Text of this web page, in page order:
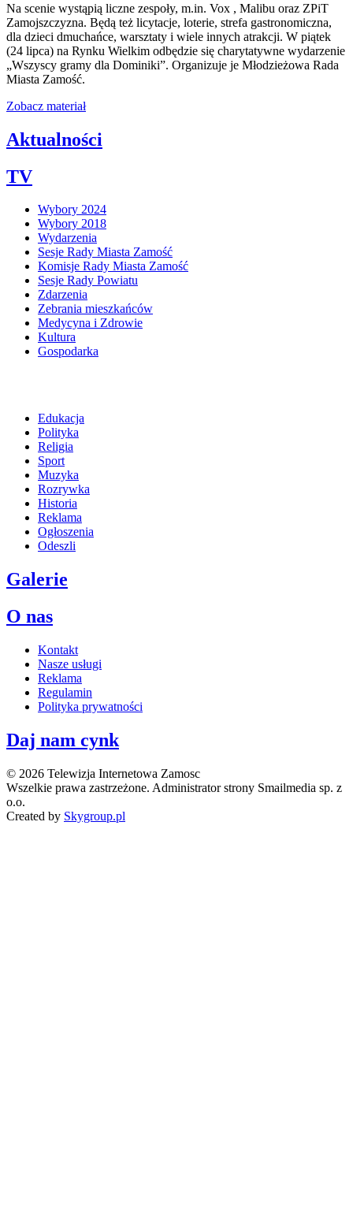
Na scenie wystąpią liczne zespoły, m.in. Vox , Malibu oraz ZPiT
Zamojszczyzna. Będą też licytacje, loterie, strefa gastronomiczna,
dla dzieci dmuchańce, warsztaty i wiele innych atrakcji. W piątek
(24 lipca) na Rynku Wielkim odbędzie się charytatywne wydarzenie
„Wszyscy gramy dla Dominiki”. Organizuje je Młodzieżowa Rada
Miasta Zamość.
Zobacz materiał
Aktualności
TV
Wybory 2024
Wybory 2018
Wydarzenia
Sesje Rady Miasta Zamość
Komisje Rady Miasta Zamość
Sesje Rady Powiatu
Zdarzenia
Zebrania mieszkańców
Medycyna i Zdrowie
Kultura
Gospodarka
Edukacja
Polityka
Religia
Sport
Muzyka
Rozrywka
Historia
Reklama
Ogłoszenia
Odeszli
Galerie
O nas
Kontakt
Nasze usługi
Reklama
Regulamin
Polityka prywatności
Daj nam cynk
© 2026 Telewizja Internetowa Zamosc
Wszelkie prawa zastrzeżone. Administrator strony Smailmedia sp. z
o.o.
Created by Skygroup.pl